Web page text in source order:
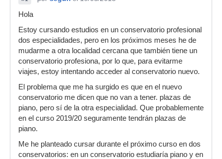
Hola
Estoy cursando estudios en un conservatorio profesional
dos especialidades, pero en los próximos meses he de
mudarme a otra localidad cercana que también tiene un
conservatorio profesiona, por lo que, para evitarme
viajes, estoy intentando acceder al conservatorio nuevo.
El problema que me ha surgido es que en el nuevo
conservatorio me dicen que no van a tener. plazas de
piano, pero sí de la otra especialidad. Que probablemente
en el curso 2019/20 seguramente tendrán plazas de
piano.
Me he planteado cursar durante el próximo curso en dos
conservatorios: en un conservatorio estudiaría piano y en